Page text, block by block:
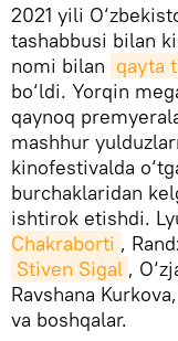
2021 yili
tashabbusi bilan
nomi bilan qayta
bo‘ldi. Yorqin
qaynoq
mashhur
kinofestivalda
burchaklaridan
ishtirok etishdi.
Chakraborti ,
Stiven Sigal ,
Ravshana
va boshqalar.